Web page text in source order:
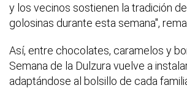
y los vecinos sostienen la tradición
golosinas durante esta semana",
Así, entre chocolates, caramelos y
Semana de la Dulzura vuelve a
adaptándose al bolsillo de cada